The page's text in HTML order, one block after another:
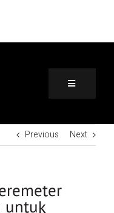
HomePrevious Next
untuk